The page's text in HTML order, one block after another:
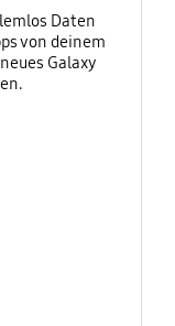
Daten
von deinem
Galaxy